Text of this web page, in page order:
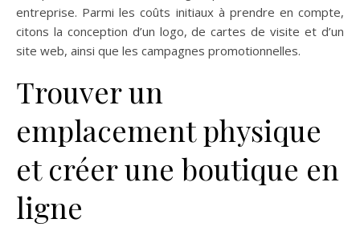
entreprise. Parmi les coûts initiaux à prendre en compte,
citons la conception d’un logo, de cartes de visite et d’un
site web, ainsi que les campagnes promotionnelles.
Trouver un
emplacement physique
et créer une boutique en
ligne